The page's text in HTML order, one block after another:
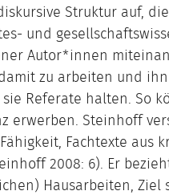
Struktur auf,
und
Autor*innen
zu arbeiten und
Referate halten. So
erwerben. Steinhoff
Fachtexte aus
2008: 6). Er
Hausarbeiten, Ziel